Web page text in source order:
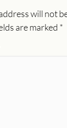
will not
are marked *